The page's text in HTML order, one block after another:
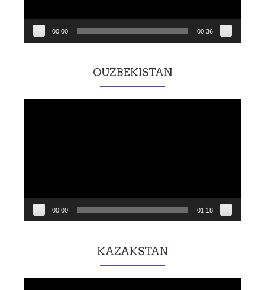
00:00 00:36
OUZBEKISTAN
00:00 01:18
KAZAKSTAN